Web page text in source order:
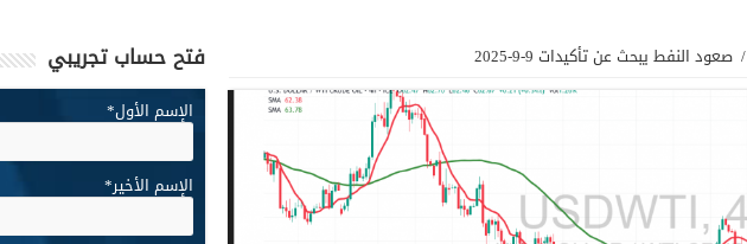
/ صعود النفط يبحث عن تأكيدات 9-9-2025 فتح حساب تجريبي
الإسم الأول*
الإسم الأخير*